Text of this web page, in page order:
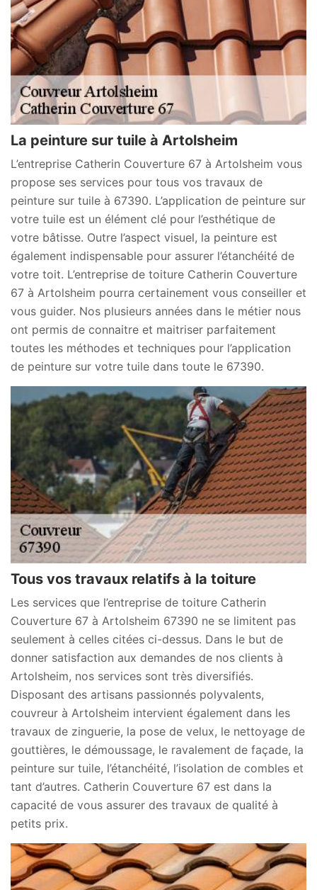
La peinture sur tuile à Artolsheim
L’entreprise Catherin Couverture 67 à Artolsheim vous
propose ses services pour tous vos travaux de
peinture sur tuile à 67390. L’application de peinture sur
votre tuile est un élément clé pour l’esthétique de
votre bâtisse. Outre l’aspect visuel, la peinture est
également indispensable pour assurer l’étanchéité de
votre toit. L’entreprise de toiture Catherin Couverture
67 à Artolsheim pourra certainement vous conseiller et
vous guider. Nos plusieurs années dans le métier nous
ont permis de connaitre et maitriser parfaitement
toutes les méthodes et techniques pour l’application
de peinture sur votre tuile dans toute le 67390.
Tous vos travaux relatifs à la toiture
Les services que l’entreprise de toiture Catherin
Couverture 67 à Artolsheim 67390 ne se limitent pas
seulement à celles citées ci-dessus. Dans le but de
donner satisfaction aux demandes de nos clients à
Artolsheim, nos services sont très diversifiés.
Disposant des artisans passionnés polyvalents,
couvreur à Artolsheim intervient également dans les
travaux de zinguerie, la pose de velux, le nettoyage de
gouttières, le démoussage, le ravalement de façade, la
peinture sur tuile, l’étanchéité, l’isolation de combles et
tant d’autres. Catherin Couverture 67 est dans la
capacité de vous assurer des travaux de qualité à
petits prix.